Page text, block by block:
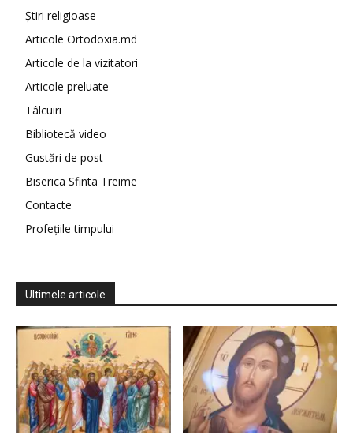
Știri religioase
Articole Ortodoxia.md
Articole de la vizitatori
Articole preluate
Tâlcuiri
Bibliotecă video
Gustări de post
Biserica Sfinta Treime
Contacte
Profețiile timpului
Ultimele articole